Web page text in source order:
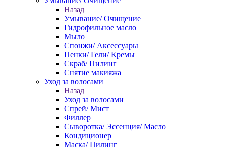
Назад
Умывание/ Очищение
Гидрофильное масло
Мыло
Спонжи/ Аксессуары
Пенки/ Гели/ Кремы
Скраб/ Пилинг
Снятие макияжа
Уход за волосами
Назад
Уход за волосами
Спрей/ Мист
Филлер
Сыворотка/ Эссенция/ Масло
Кондиционер
Маска/ Пилинг